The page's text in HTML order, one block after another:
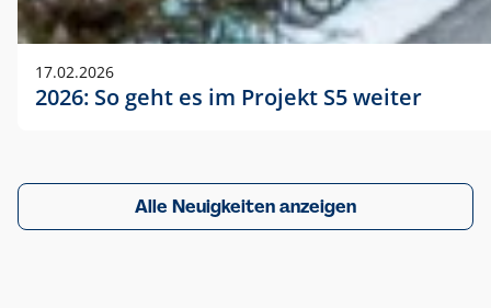
17.02.2026
2026: So geht es im Projekt S5 weiter
Alle Neuigkeiten anzeigen